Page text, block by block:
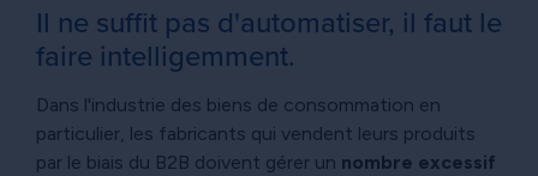
Il ne suffit pas d'automatiser, il faut le
faire intelligemment.
Dans l'industrie des biens de consommation en
particulier, les fabricants qui vendent leurs produits
par le biais du B2B doivent gérer un nombre excessif